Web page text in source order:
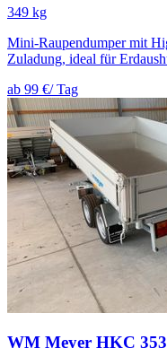
349 kg
Mini-Raupendumper mit
Zuladung, ideal für
ab 99 €/ Tag
WM Meyer HKC